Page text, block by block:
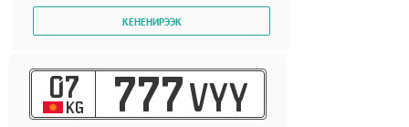
07
KG 777 VYY